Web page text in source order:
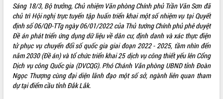
SỞ, BAN, NGÀNH
UBND CÁC XÃ, PHƯỜNG
THÔNG TIN CHỈ ĐẠO ĐIỀU HÀNH
HỆ THỐNG VĂN BẢN
Sáng 18/3, Bộ trưởng, Chủ nhiệm Văn phòng Chính phủ Trần Văn Sơn đã
chủ trì Hội nghị trực tuyến tập huấn triển khai một số nhiệm vụ tại Quyết
định số 06/QĐ-TTg ngày 06/01/2022 của Thủ tướng Chính phủ phê duyệt
Đề án phát triển ứng dụng dữ liệu về dân cư, định danh và xác thực điện
tử phục vụ chuyển đổi số quốc gia giai đoạn 2022 - 2025, tầm nhìn đến
năm 2030 (Đề án) và tổ chức triển khai 25 dịch vụ công thiết yếu lên Cổng
Dịch vụ công Quốc gia (DVCQG). Phó Chánh Văn phòng UBND tỉnh Đoàn
Ngọc Thượng cùng đại diện lãnh đạo một số sở, ngành liên quan tham
dự tại điểm cầu tỉnh Đắk Lắk.